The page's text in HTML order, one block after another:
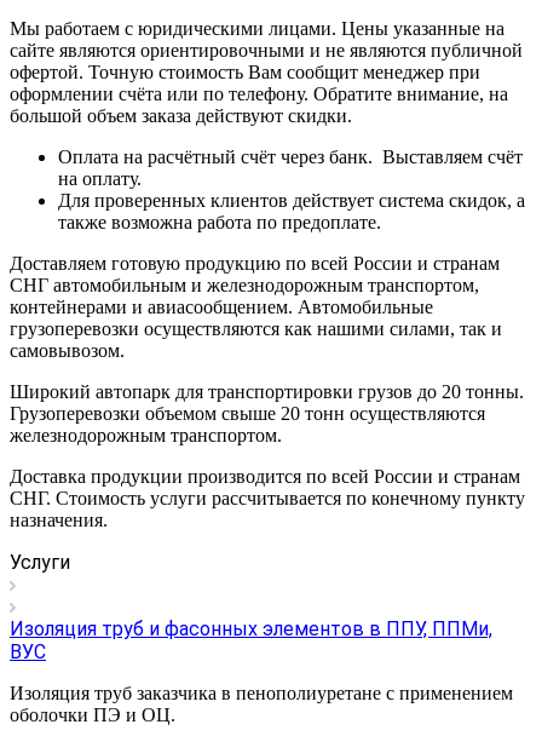
Мы работаем с юридическими лицами. Цены указанные на
сайте являются ориентировочными и не являются публичной
офертой. Точную стоимость Вам сообщит менеджер при
оформлении счёта или по телефону. Обратите внимание, на
большой объем заказа действуют скидки.
Оплата на расчётный счёт через банк. Выставляем счёт
на оплату.
Для проверенных клиентов действует система скидок, а
также возможна работа по предоплате.
Доставляем готовую продукцию по всей России и странам
СНГ автомобильным и железнодорожным транспортом,
контейнерами и авиасообщением. Автомобильные
грузоперевозки осуществляются как нашими силами, так и
самовывозом.
Широкий автопарк для транспортировки грузов до 20 тонны.
Грузоперевозки объемом свыше 20 тонн осуществляются
железнодорожным транспортом.
Доставка продукции производится по всей России и странам
СНГ. Стоимость услуги рассчитывается по конечному пункту
назначения.
Услуги
Изоляция труб и фасонных элементов в ППУ, ППМи,
ВУС
Изоляция труб заказчика в пенополиуретане с применением
оболочки ПЭ и ОЦ.